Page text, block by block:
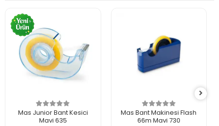
Mas Junior Bant Kesici
Mavi 635
Mas Bant Makinesi Flash
66m Mavi 730